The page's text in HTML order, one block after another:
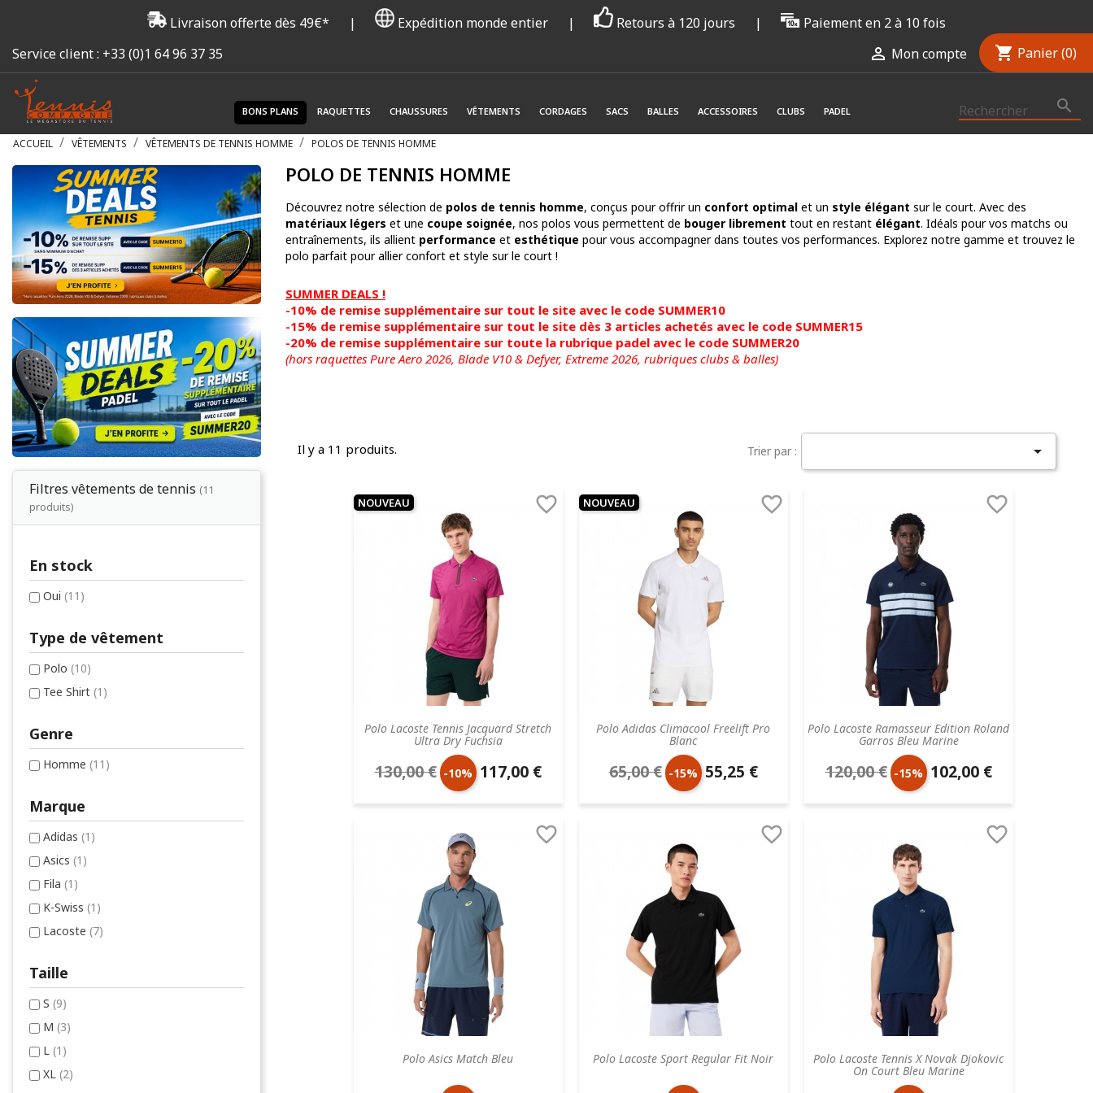
Livraison offerte dès 49€* | Expédition monde entier | Retours à 120 jours |
Paiement en 2 à 10 fois
Service client : +33 (0)1 64 96 37 35  Mon compte shopping_cart Panier (0)

BONS PLANS RAQUETTES CHAUSSURES VÊTEMENTS CORDAGES SACS BALLES ACCESSOIRES CLUBS PADEL
ACCUEIL VÊTEMENTS VÊTEMENTS DE TENNIS HOMME POLOS DE TENNIS HOMME
Filtres vêtements de tennis (11
produits)
En stock
Oui (11)
Type de vêtement
Polo (10)
Tee Shirt (1)
Genre
Homme (11)
Marque
Adidas (1)
Asics (1)
Fila (1)
K-Swiss (1)
Lacoste (7)
Taille
S (9)
M (3)
L (1)
XL (2)
POLO DE TENNIS HOMME
Découvrez notre sélection de polos de tennis homme, conçus pour offrir un confort optimal et un style élégant sur le court. Avec des
matériaux légers et une coupe soignée, nos polos vous permettent de bouger librement tout en restant élégant. Idéals pour vos matchs ou
entraînements, ils allient performance et esthétique pour vous accompagner dans toutes vos performances. Explorez notre gamme et trouvez le
polo parfait pour allier confort et style sur le court !
SUMMER DEALS !
-10% de remise supplémentaire sur tout le site avec le code SUMMER10
-15% de remise supplémentaire sur tout le site dès 3 articles achetés avec le code SUMMER15
-20% de remise supplémentaire sur toute la rubrique padel avec le code SUMMER20
(hors raquettes Pure Aero 2026, Blade V10 & Defyer, Extreme 2026, rubriques clubs & balles)
Il y a 11 produits. Trier par : 
Polo Lacoste Tennis Jacquard Stretch
Ultra Dry Fuchsia

Prix
de
130,00 € -10% Prix
unitaire
117,00 €
NOUVEAU
Polo Adidas Climacool Freelift Pro
Blanc

Prix
de
65,00 € -15% Prix
unitaire
55,25 €
NOUVEAU
Polo Lacoste Ramasseur Edition Roland
Garros Bleu Marine

Prix
de
120,00 € -15% Prix
unitaire
102,00 €
Polo Asics Match Bleu

Polo Lacoste Sport Regular Fit Noir

Polo Lacoste Tennis X Novak Djokovic
On Court Bleu Marine
